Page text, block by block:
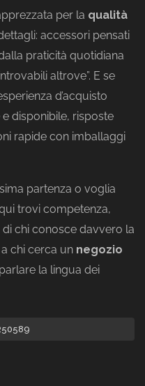
per la qualità
accessori pensati
praticità quotidiana
altrove”. E se
d’acquisto
disponibile, risposte
rapide con imballaggi
partenza o voglia
trovi competenza,
chi conosce davvero la
chi cerca un negozio
la lingua dei